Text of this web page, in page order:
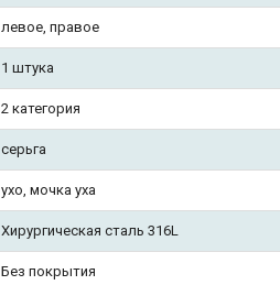
левое, правое
1 штука
2 категория
серьга
ухо, мочка уха
Хирургическая сталь 316L
Без покрытия